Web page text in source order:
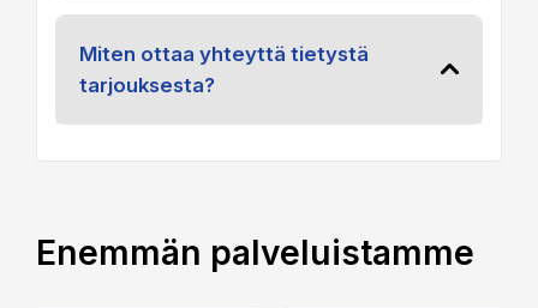
Miten ottaa yhteyttä tietystä
tarjouksesta?
Enemmän palveluistamme